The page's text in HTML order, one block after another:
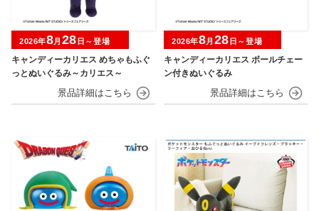
キャンディーカリエス めちゃもふぐ
っとぬいぐるみ～カリエス～
2026年8月 28 日～登場
キャンディーカリエス ボールチェー
ン付きぬいぐるみ
2026年8月 28 日～登場